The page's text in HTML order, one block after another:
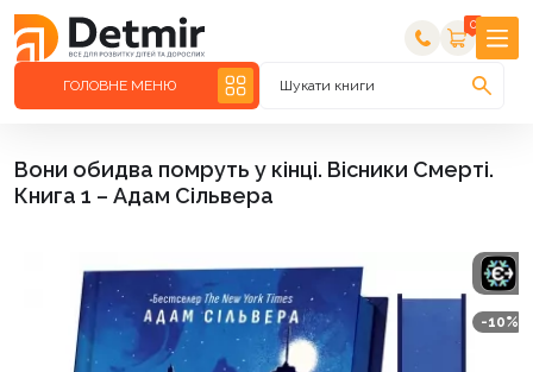
0
ГОЛОВНЕ МЕНЮ Шукати книги
Вони обидва помруть у кінці. Вісники Смерті.
Книга 1 – Адам Сільвера
-10%